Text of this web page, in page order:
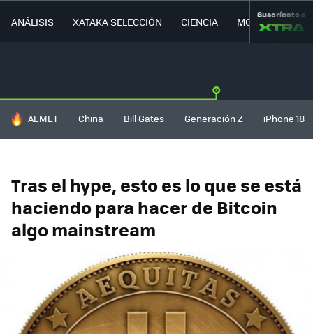
ANÁLISIS XATAKA SELECCIÓN CIENCIA MOVILIDAD
Suscríbete a
HOY SE HABLA DE
AEMET China Bill Gates Generación Z iPhone 18
Tras el hype, esto es lo que se está
haciendo para hacer de Bitcoin
algo mainstream